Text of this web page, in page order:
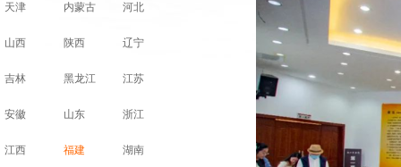
天津 内蒙古 河北
山西 陕西 辽宁
吉林 黑龙江 江苏
安徽 山东 浙江
江西 福建 湖南